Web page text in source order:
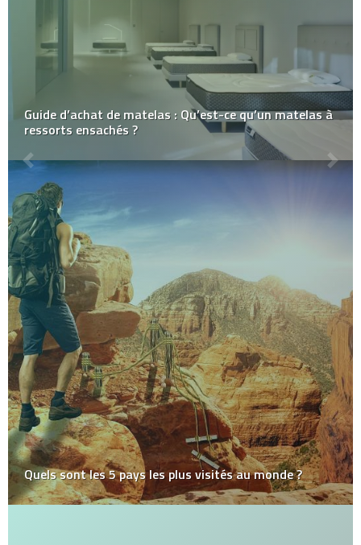
Quelles sont les entreprises créées par Jean-Marie
Santander ?
Avis TrustDice : Le casino 100 % crypto